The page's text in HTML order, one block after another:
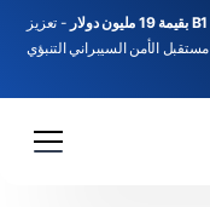
- تعزيز
مستقبل الأمن السيبراني التنبؤي